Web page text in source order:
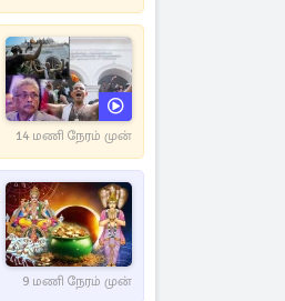
14 மணி நேரம் முன்
9 மணி நேரம் முன்